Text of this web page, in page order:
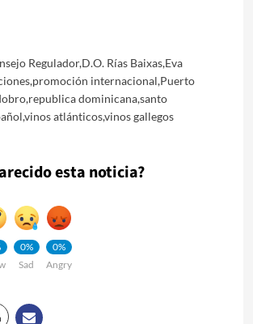
Regulador,D.O. Rías Baixas,Eva
,promoción internacional,Puerto
,republica dominicana,santo
,vinos atlánticos,vinos gallegos
esta noticia?
0%
Sad
0%
Angry